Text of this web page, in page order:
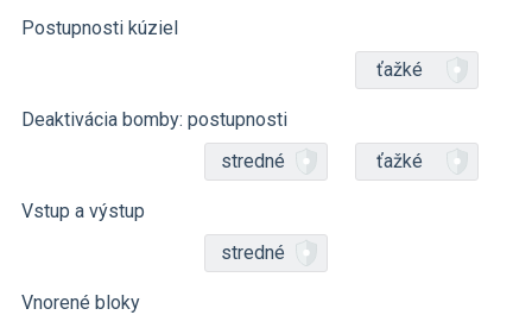
Postupnosti kúziel
ťažké
Deaktivácia bomby: postupnosti
stredné
ťažké
Vstup a výstup
stredné
Vnorené bloky